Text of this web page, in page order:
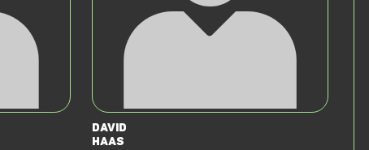
David
Haas